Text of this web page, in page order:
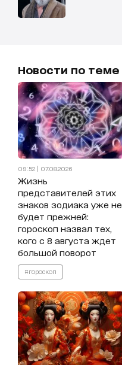
Новости по теме
09:52 | 07.08.2026
Жизнь
представителей этих
знаков зодиака уже не
будет прежней:
гороскоп назвал тех,
кого с 8 августа ждет
большой поворот
#гороскоп